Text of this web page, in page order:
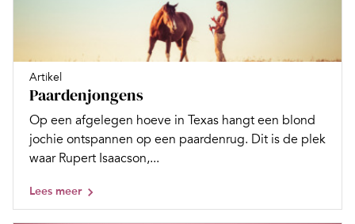
Artikel
Paardenjongens
Op een afgelegen hoeve in Texas hangt een blond
jochie ontspannen op een paardenrug. Dit is de plek
waar Rupert Isaacson,...
Lees meer